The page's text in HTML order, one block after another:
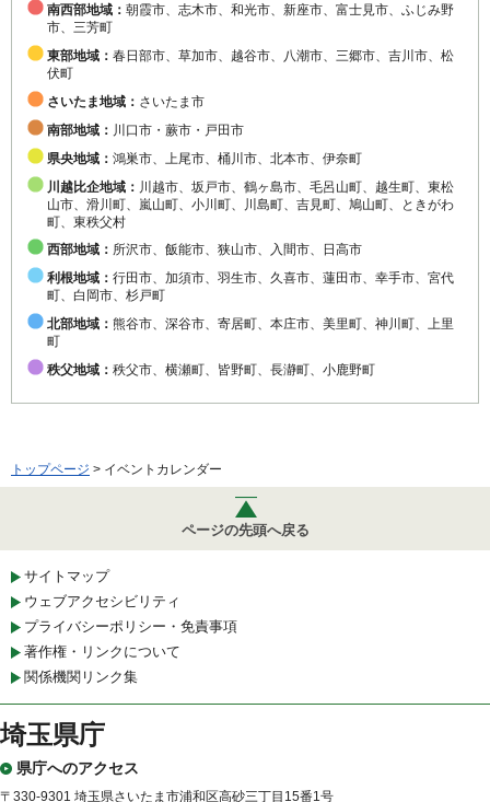
南西部地域： 朝霞市、志木市、和光市、新座市、富士見市、ふじみ野
市、三芳町
東部地域： 春日部市、草加市、越谷市、八潮市、三郷市、吉川市、松
伏町
さいたま地域： さいたま市
南部地域： 川口市・蕨市・戸田市
県央地域： 鴻巣市、上尾市、桶川市、北本市、伊奈町
川越比企地域： 川越市、坂戸市、鶴ヶ島市、毛呂山町、越生町、東松
山市、滑川町、嵐山町、小川町、川島町、吉見町、鳩山町、ときがわ
町、東秩父村
西部地域： 所沢市、飯能市、狭山市、入間市、日高市
利根地域： 行田市、加須市、羽生市、久喜市、蓮田市、幸手市、宮代
町、白岡市、杉戸町
北部地域： 熊谷市、深谷市、寄居町、本庄市、美里町、神川町、上里
町
秩父地域： 秩父市、横瀬町、皆野町、長瀞町、小鹿野町
トップページ > イベントカレンダー
ページの先頭へ戻る
サイトマップ
ウェブアクセシビリティ
プライバシーポリシー・免責事項
著作権・リンクについて
関係機関リンク集
埼玉県庁
県庁へのアクセス
〒330-9301 埼玉県さいたま市浦和区高砂三丁目15番1号